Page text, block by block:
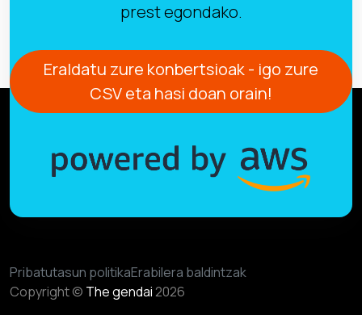
prest egondako.
Eraldatu zure konbertsioak - igo zure
CSV eta hasi doan orain!
Pribatutasun politikaErabilera baldintzak
Copyright © The gendai2026